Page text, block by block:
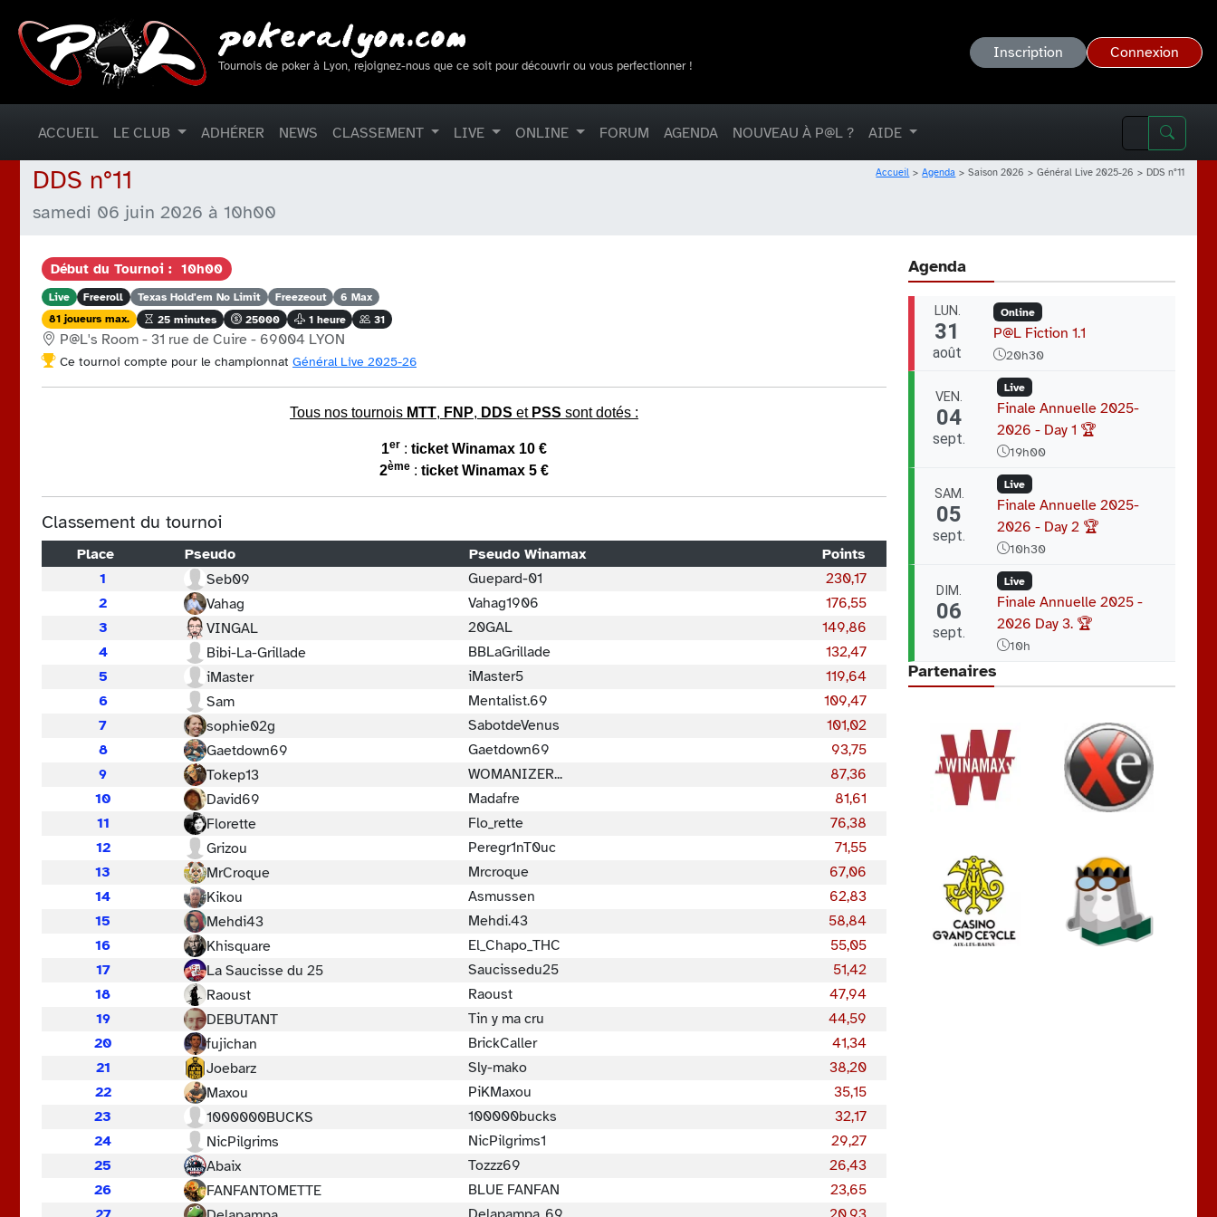
Tournois de poker à Lyon, rejoignez-nous que ce soit pour découvrir ou vous perfectionner !
Inscription Connexion
ACCUEIL LE CLUB ADHÉRER NEWS CLASSEMENT LIVE ONLINE FORUM AGENDA NOUVEAU À P@L ? AIDE
DDS n°11 Accueil Agenda Saison 2026 Général Live 2025-26 DDS n°11
samedi 06 juin 2026 à 10h00
Début du Tournoi : 10h00
Live Freeroll Texas Hold'em No Limit Freezeout
6 Max
81 joueurs max.
25 minutes 25000 1 heure 31
P@L's Room - 31 rue de Cuire - 69004 LYON
Ce tournoi compte pour le championnat Général Live 2025-26
Tous nos tournois MTT, FNP, DDS et PSS sont dotés :
1er : ticket Winamax 10 €
2ème : ticket Winamax 5 €
Classement du tournoi
Place Pseudo Pseudo Winamax
Points
1
Seb09 Guepard-01
230,17
2
Vahag Vahag1906
176,55
3
VINGAL 20GAL
149,86
4
Bibi-La-Grillade BBLaGrillade
132,47
5
iMaster iMaster5
119,64
6
Sam Mentalist.69
109,47
7
sophie02g SabotdeVenus
101,02
8
Gaetdown69 Gaetdown69
93,75
9
Tokep13 WOMANIZER...
87,36
10
David69 Madafre
81,61
11
Florette Flo_rette
76,38
12
Grizou Peregr1nT0uc
71,55
13
MrCroque Mrcroque
67,06
14
Kikou Asmussen
62,83
15
Mehdi43 Mehdi.43
58,84
16
Khisquare El_Chapo_THC
55,05
17
La Saucisse du 25 Saucissedu25
51,42
18
Raoust Raoust
47,94
19
DEBUTANT Tin y ma cru
44,59
20
fujichan BrickCaller
41,34
21
Joebarz Sly-mako
38,20
22
Maxou PiKMaxou
35,15
23
1000000BUCKS 100000bucks
32,17
24
NicPilgrims NicPilgrims1
29,27
25
Abaix Tozzz69
26,43
26
FANFANTOMETTE BLUE FANFAN
23,65
Agenda
LUN.
31
août
Online
P@L Fiction 1.1
20h30
VEN.
04
sept.
Live
Finale Annuelle 2025-
2026 - Day 1 🏆
19h00
SAM.
05
sept.
Live
Finale Annuelle 2025-
2026 - Day 2 🏆
10h30
DIM.
06
sept.
Live
Finale Annuelle 2025 -
2026 Day 3. 🏆
10h
Partenaires